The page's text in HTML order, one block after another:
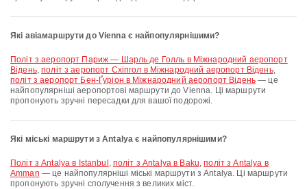
Які авіамаршрути до Vienna є найпопулярнішими?
політ з аеропорт Париж — Шарль де Голль в Міжнародний аеропорт
Відень,політ з аеропорт Схіпгол в Міжнародний аеропорт Відень,
політ з аеропорт Бен-Ґуріон в Міжнародний аеропорт Відень— це
найпопулярніші аеропортові маршрути до Vienna. Ці маршрути
пропонують зручні пересадки для вашої подорожі.
Які міські маршрути з Antalya є найпопулярнішими?
політ з Antalya в Istanbul , політ з Antalya в Baku,політ з Antalya в
Amman — це найпопулярніші міські маршрути з Antalya. Ці маршрути
пропонують зручні сполучення з великих міст.